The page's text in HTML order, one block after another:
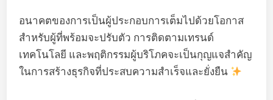
อนาคตของการเป็นผู้ประกอบการเต็มไปด้วยโอกาส
สำหรับผู้ที่พร้อมจะปรับตัว การติดตามเทรนด์
เทคโนโลยี และพฤติกรรมผู้บริโภคจะเป็นกุญแจสำคัญ
ในการสร้างธุรกิจที่ประสบความสำเร็จและยั่งยืน